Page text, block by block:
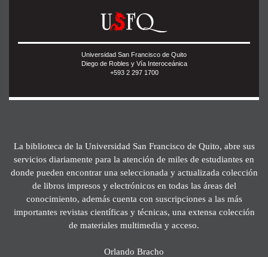
Universidad San Francisco de Quito
Diego de Robles y Vía Interoceánica
+593 2 297 1700
La biblioteca de la Universidad San Francisco de Quito, abre sus
servicios diariamente para la atención de miles de estudiantes en
donde pueden encontrar una seleccionada y actualizada colección
de libros impresos y electrónicos en todas las áreas del
conocimiento, además cuenta con suscripciones a las más
importantes revistas científicas y técnicas, una extensa colección
de materiales multimedia y acceso.
Orlando Bracho